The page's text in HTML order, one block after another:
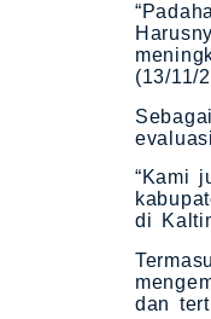
(13/11/
“Kami
di
dan